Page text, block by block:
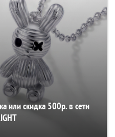
или скидка 500р. в сети